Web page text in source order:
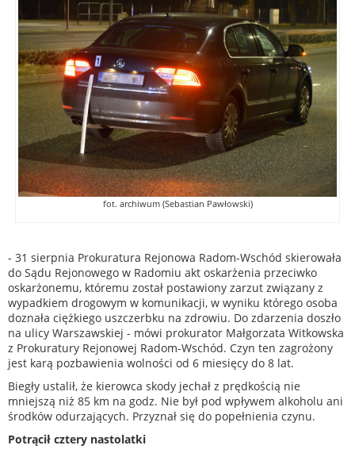
fot. archiwum (Sebastian Pawłowski)
- 31 sierpnia Prokuratura Rejonowa Radom-Wschód skierowała
do Sądu Rejonowego w Radomiu akt oskarżenia przeciwko
oskarżonemu, któremu został postawiony zarzut związany z
wypadkiem drogowym w komunikacji, w wyniku którego osoba
doznała ciężkiego uszczerbku na zdrowiu. Do zdarzenia doszło
na ulicy Warszawskiej - mówi prokurator Małgorzata Witkowska
z Prokuratury Rejonowej Radom-Wschód. Czyn ten zagrożony
jest karą pozbawienia wolności od 6 miesięcy do 8 lat.
Biegły ustalił, że kierowca skody jechał z prędkością nie
mniejszą niż 85 km na godz. Nie był pod wpływem alkoholu ani
środków odurzających. Przyznał się do popełnienia czynu.
Potrącił cztery nastolatki